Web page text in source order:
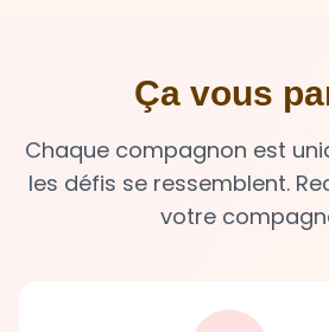
Ça vous
Chaque compagnon est
les défis se ressemblent.
votre